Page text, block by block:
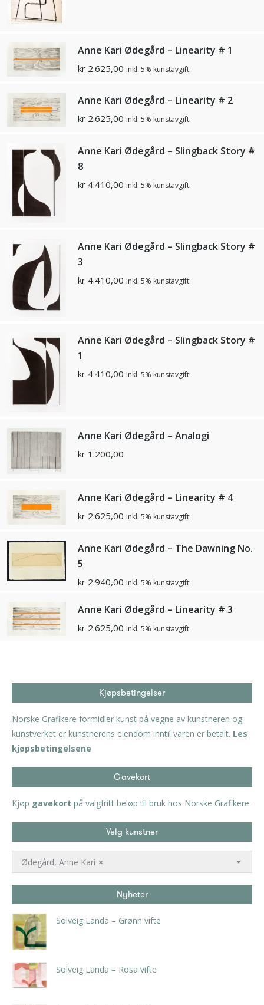
Anne Kari Ødegård – Linearity # 1
kr 2.625,00 inkl. 5% kunstavgift
Anne Kari Ødegård – Linearity # 2
kr 2.625,00 inkl. 5% kunstavgift
Anne Kari Ødegård – Slingback Story #
8
kr 4.410,00 inkl. 5% kunstavgift
Anne Kari Ødegård – Slingback Story #
3
kr 4.410,00 inkl. 5% kunstavgift
Anne Kari Ødegård – Slingback Story #
1
kr 4.410,00 inkl. 5% kunstavgift
Anne Kari Ødegård – Analogi
kr 1.200,00
Anne Kari Ødegård – Linearity # 4
kr 2.625,00 inkl. 5% kunstavgift
Anne Kari Ødegård – The Dawning No.
5
kr 2.940,00 inkl. 5% kunstavgift
Anne Kari Ødegård – Linearity # 3
kr 2.625,00 inkl. 5% kunstavgift
Kjøpsbetingelser
Norske Grafikere formidler kunst på vegne av kunstneren og
kunstverket er kunstnerens eiendom inntil varen er betalt. Les
kjøpsbetingelsene
Gavekort
Kjøp gavekort på valgfritt beløp til bruk hos Norske Grafikere.
Velg kunstner
×
Ødegård, Anne Kari
Nyheter
Solveig Landa – Grønn vifte
Solveig Landa – Rosa vifte